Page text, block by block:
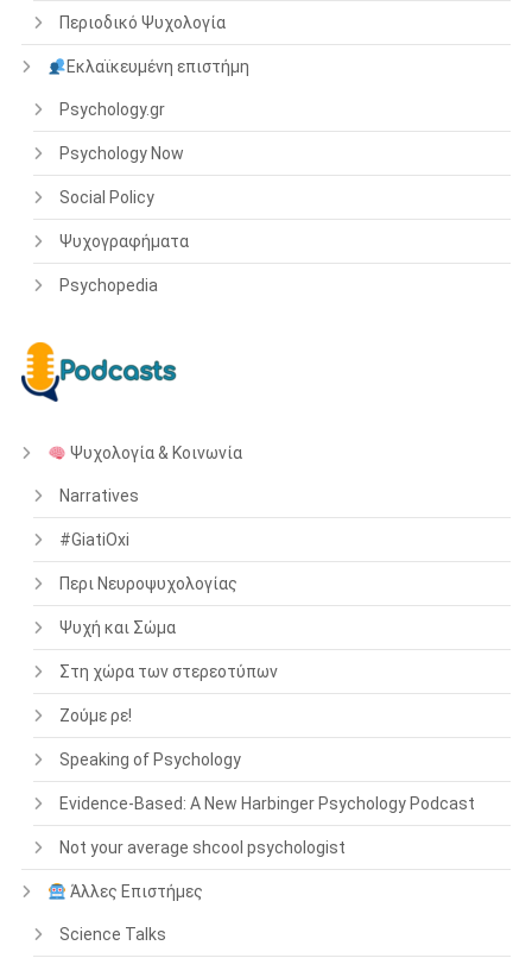
Περιοδικό Ψυχολογία
Εκλαϊκευμένη επιστήμη
Psychology.gr
Psychology Now
Social Policy
Ψυχογραφήματα
Psychopedia
Ψυχολογία & Κοινωνία
Narratives
#GiatiOxi
Περι Νευροψυχολογίας
Ψυχή και Σώμα
Στη χώρα των στερεοτύπων
Ζούμε ρε!
Speaking of Psychology
Evidence-Based: A New Harbinger Psychology Podcast
Not your average shcool psychologist
Άλλες Επιστήμες
Science Talks